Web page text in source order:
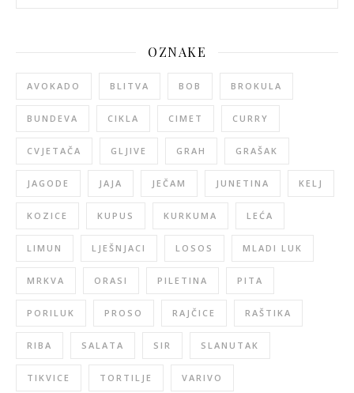
OZNAKE
AVOKADO BLITVA BOB BROKULA
BUNDEVA CIKLA CIMET CURRY
CVJETAČA GLJIVE GRAH GRAŠAK
JAGODE JAJA JEČAM JUNETINA KELJ
KOZICE KUPUS KURKUMA LEĆA
LIMUN LJEŠNJACI LOSOS MLADI LUK
MRKVA ORASI PILETINA PITA
PORILUK PROSO RAJČICE RAŠTIKA
RIBA SALATA SIR SLANUTAK
TIKVICE TORTILJE VARIVO